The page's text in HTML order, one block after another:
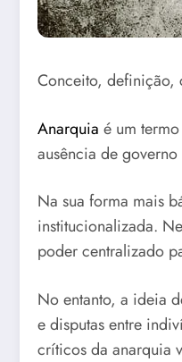
Conceito, definição,
Anarquia é um
ausência de
Na sua forma mais
institucionalizada.
poder centralizado
No entanto, a ideia
e disputas entre
críticos da anarquia